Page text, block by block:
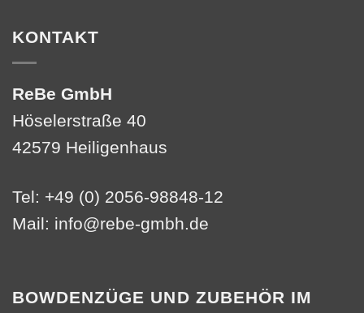
KONTAKT
ReBe GmbH
Höselerstraße 40
42579 Heiligenhaus
Tel: +49 (0) 2056-98848-12
Mail: info@rebe-gmbh.de
BOWDENZÜGE UND ZUBEHÖR IM